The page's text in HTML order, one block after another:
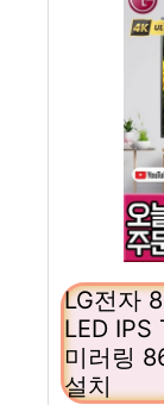
LG전자
LED IPS
미러링
설치